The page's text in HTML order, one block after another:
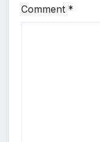
Comment *